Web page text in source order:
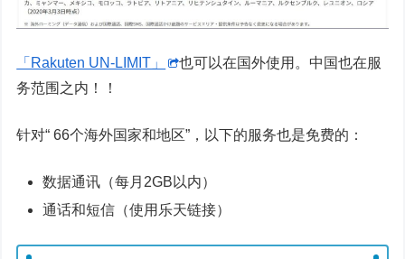
「Rakuten UN-LIMIT」
也可以在国外使用。中国也在服
务范围之内！！
针对“ 66个海外国家和地区”，以下的服务也是免费的：
数据通讯（每月2GB以内）
通话和短信（使用乐天链接）